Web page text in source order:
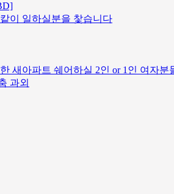
이 일하실분을 찿습니다
새아파트 쉐어하실 2인 or 1인 여자분
과외